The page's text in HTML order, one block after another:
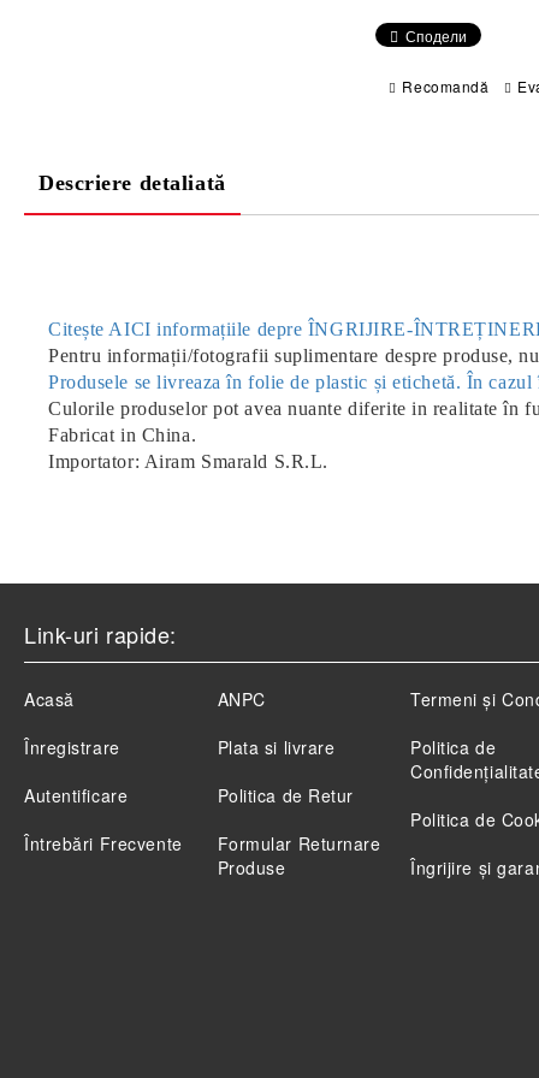
Сподели
Recomandă
Descriere detaliată
Citește AICI informațiile depre ÎNGRIJIRE-
Pentru informații/fotografii suplimentare despre produse,
Produsele se livreaza în folie de plastic și etichetă. În
Culorile produselor pot avea nuante diferite in realitate în
Fabricat in China.
Importator: Airam Smarald S.R.L.
Link-uri rapide:
Acasă
Înregistrare
Autentificare
Întrebări Frecvente
ANPC
Plata si livrare
Politica de Retur
Formular Returnare
Produse
Termeni și
Politica de
Politica de
Îngrijire și